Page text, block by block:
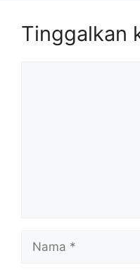
Tinggalkan